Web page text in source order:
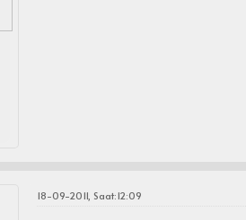
18-09-2011, Saat:12:09